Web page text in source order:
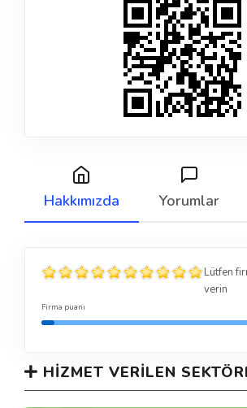
Hakkımızda Yorumlar
Lütfen
verin
Firma puanı
HIZMET VERILEN